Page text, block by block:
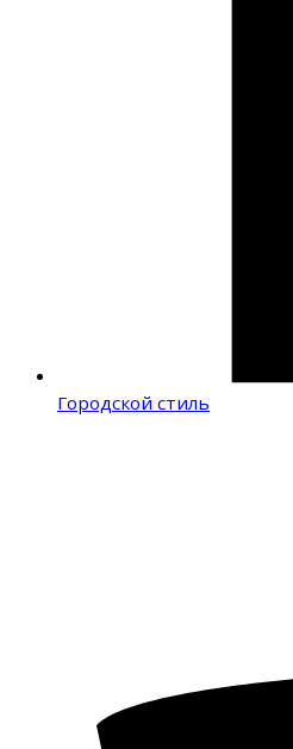
Городской стиль